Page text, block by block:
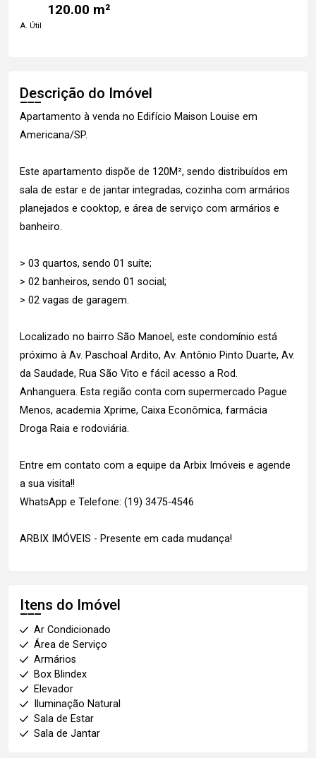
120.00 m²
A. Útil
Descrição do Imóvel
Apartamento à venda no Edifício Maison Louise em
Americana/SP.
Este apartamento dispõe de 120M², sendo distribuídos em
sala de estar e de jantar integradas, cozinha com armários
planejados e cooktop, e área de serviço com armários e
banheiro.
> 03 quartos, sendo 01 suíte;
> 02 banheiros, sendo 01 social;
> 02 vagas de garagem.
Localizado no bairro São Manoel, este condomínio está
próximo à Av. Paschoal Ardito, Av. Antônio Pinto Duarte, Av.
da Saudade, Rua São Vito e fácil acesso a Rod.
Anhanguera. Esta região conta com supermercado Pague
Menos, academia Xprime, Caixa Econômica, farmácia
Droga Raia e rodoviária.
Entre em contato com a equipe da Arbix Imóveis e agende
a sua visita!!
WhatsApp e Telefone: (19) 3475-4546
ARBIX IMÓVEIS - Presente em cada mudança!
Itens do Imóvel
Ar Condicionado
Área de Serviço
Armários
Box Blindex
Elevador
Iluminação Natural
Sala de Estar
Sala de Jantar